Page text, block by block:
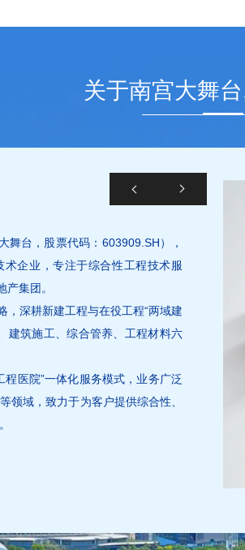
关于南宫大舞
舞台，股票代码：603909.SH），
企业，专注于综合性工程技术服
集团。
，深耕新建工程与在役工程“两域建
建筑施工、综合管养、工程材料六
医院”一体化服务模式，业务广泛
领域，致力于为客户提供综合性、